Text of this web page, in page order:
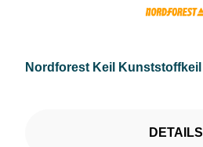
Nordforest Keil Kunststoffkeil
DETAILS